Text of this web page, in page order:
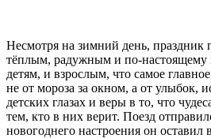
Несмотря на зимний день, праздник
тёплым, радужным и по-
детям, и взрослым, что самое
не от мороза за окном, а от улыбок,
детских глазах и веры в то, что
тем, кто в них верит. Поезд
новогоднего настроения он оставил